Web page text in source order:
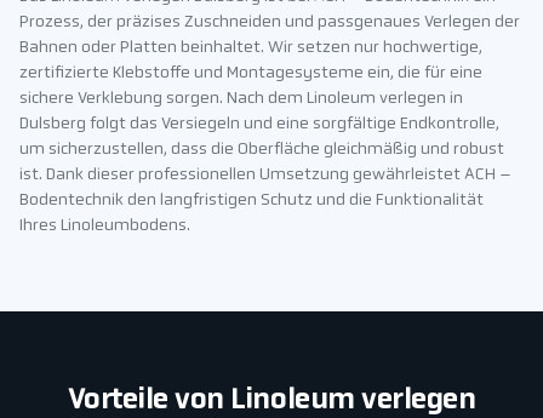
Prozess, der präzises Zuschneiden und passgenaues Verlegen der
Bahnen oder Platten beinhaltet. Wir setzen nur hochwertige,
zertifizierte Klebstoffe und Montagesysteme ein, die für eine
sichere Verklebung sorgen. Nach dem Linoleum verlegen in
Dulsberg folgt das Versiegeln und eine sorgfältige Endkontrolle,
um sicherzustellen, dass die Oberfläche gleichmäßig und robust
ist. Dank dieser professionellen Umsetzung gewährleistet ACH –
Bodentechnik den langfristigen Schutz und die Funktionalität
Ihres Linoleumbodens.
Vorteile von Linoleum verlegen